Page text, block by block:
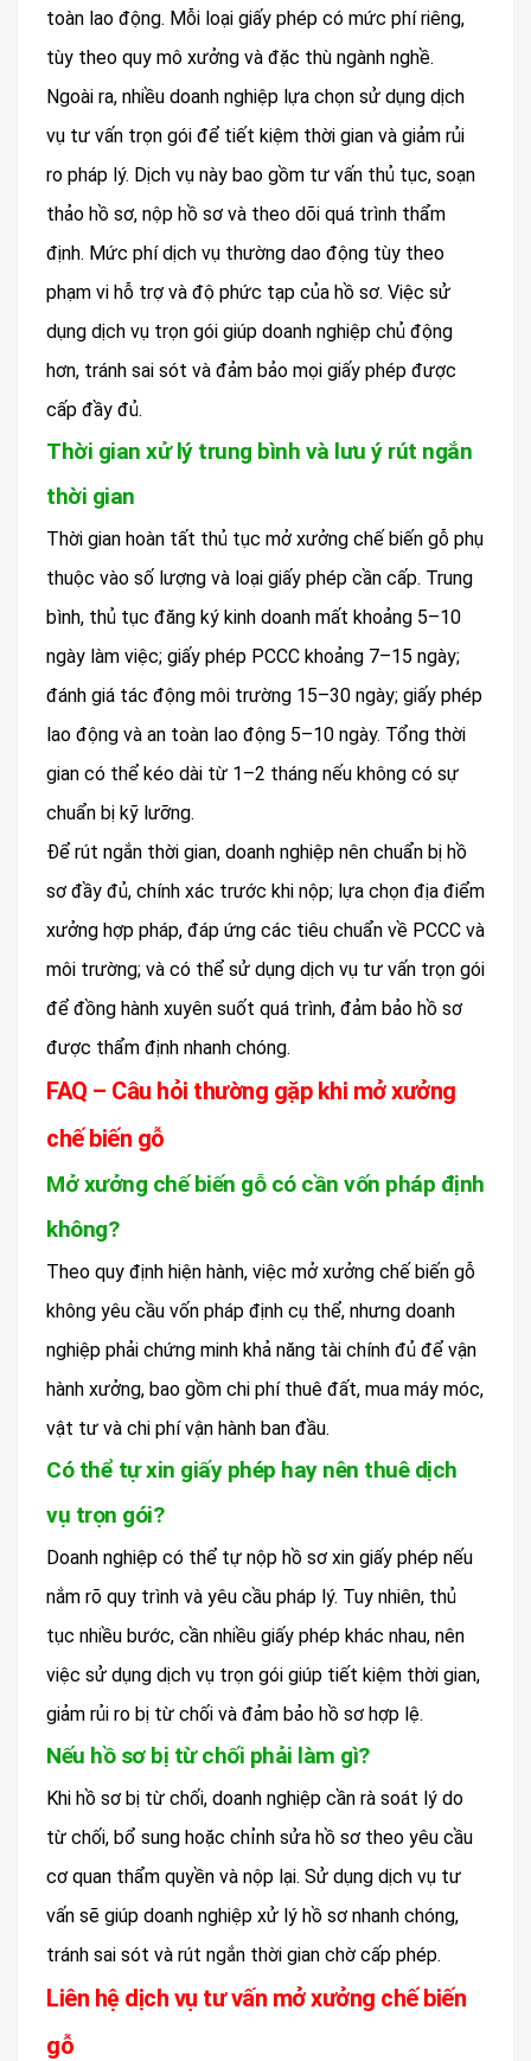
toàn lao động. Mỗi loại giấy phép có mức phí riêng,
tùy theo quy mô xưởng và đặc thù ngành nghề.
Ngoài ra, nhiều doanh nghiệp lựa chọn sử dụng dịch
vụ tư vấn trọn gói để tiết kiệm thời gian và giảm rủi
ro pháp lý. Dịch vụ này bao gồm tư vấn thủ tục, soạn
thảo hồ sơ, nộp hồ sơ và theo dõi quá trình thẩm
định. Mức phí dịch vụ thường dao động tùy theo
phạm vi hỗ trợ và độ phức tạp của hồ sơ. Việc sử
dụng dịch vụ trọn gói giúp doanh nghiệp chủ động
hơn, tránh sai sót và đảm bảo mọi giấy phép được
cấp đầy đủ.
Thời gian xử lý trung bình và lưu ý rút ngắn
thời gian
Thời gian hoàn tất thủ tục mở xưởng chế biến gỗ phụ
thuộc vào số lượng và loại giấy phép cần cấp. Trung
bình, thủ tục đăng ký kinh doanh mất khoảng 5–10
ngày làm việc; giấy phép PCCC khoảng 7–15 ngày;
đánh giá tác động môi trường 15–30 ngày; giấy phép
lao động và an toàn lao động 5–10 ngày. Tổng thời
gian có thể kéo dài từ 1–2 tháng nếu không có sự
chuẩn bị kỹ lưỡng.
Để rút ngắn thời gian, doanh nghiệp nên chuẩn bị hồ
sơ đầy đủ, chính xác trước khi nộp; lựa chọn địa điểm
xưởng hợp pháp, đáp ứng các tiêu chuẩn về PCCC và
môi trường; và có thể sử dụng dịch vụ tư vấn trọn gói
để đồng hành xuyên suốt quá trình, đảm bảo hồ sơ
được thẩm định nhanh chóng.
FAQ – Câu hỏi thường gặp khi mở xưởng
chế biến gỗ
Mở xưởng chế biến gỗ có cần vốn pháp định
không?
Theo quy định hiện hành, việc mở xưởng chế biến gỗ
không yêu cầu vốn pháp định cụ thể, nhưng doanh
nghiệp phải chứng minh khả năng tài chính đủ để vận
hành xưởng, bao gồm chi phí thuê đất, mua máy móc,
vật tư và chi phí vận hành ban đầu.
Có thể tự xin giấy phép hay nên thuê dịch
vụ trọn gói?
Doanh nghiệp có thể tự nộp hồ sơ xin giấy phép nếu
nắm rõ quy trình và yêu cầu pháp lý. Tuy nhiên, thủ
tục nhiều bước, cần nhiều giấy phép khác nhau, nên
việc sử dụng dịch vụ trọn gói giúp tiết kiệm thời gian,
giảm rủi ro bị từ chối và đảm bảo hồ sơ hợp lệ.
Nếu hồ sơ bị từ chối phải làm gì?
Khi hồ sơ bị từ chối, doanh nghiệp cần rà soát lý do
từ chối, bổ sung hoặc chỉnh sửa hồ sơ theo yêu cầu
cơ quan thẩm quyền và nộp lại. Sử dụng dịch vụ tư
vấn sẽ giúp doanh nghiệp xử lý hồ sơ nhanh chóng,
tránh sai sót và rút ngắn thời gian chờ cấp phép.
Liên hệ dịch vụ tư vấn mở xưởng chế biến
gỗ